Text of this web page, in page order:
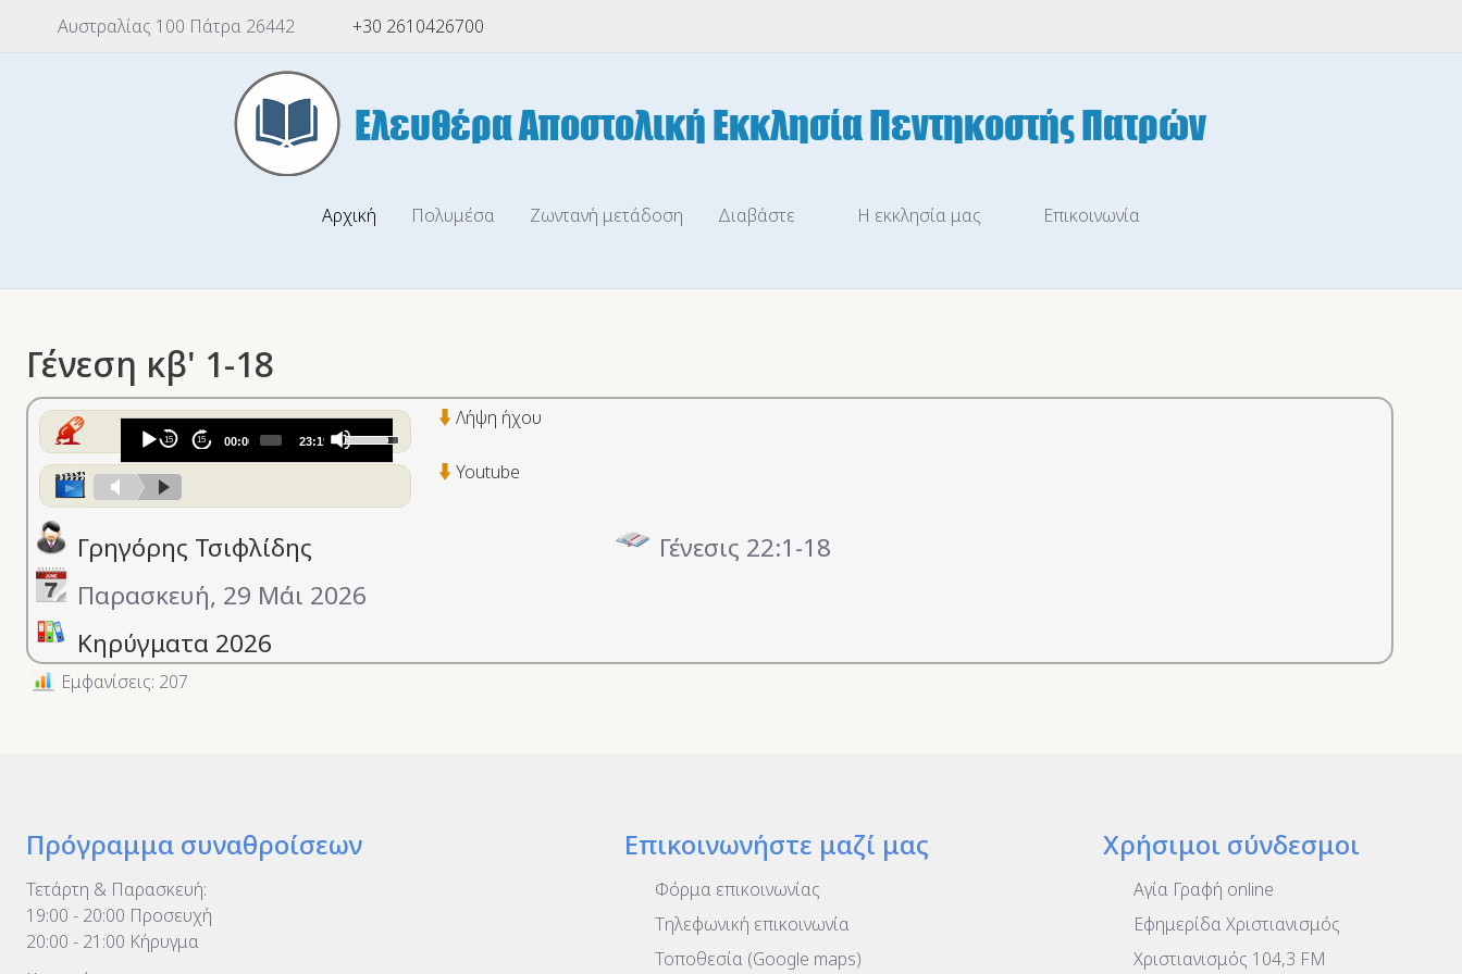
Αυστραλίας 100 Πάτρα 26442 +30 2610426700
Αρχική Πολυμέσα Ζωντανή μετάδοση Διαβάστε Η εκκλησία μας Επικοινωνία
Γένεση κβ' 1-18
Audio
Player
15 15 00:00 23:19
Use
Up/Down
keys
or
Λήψη ήχου
Youtube
Γρηγόρης Τσιφλίδης
Γένεσις 22:1-18
Παρασκευή, 29 Μάι 2026
Κηρύγματα 2026
Εμφανίσεις: 207
Πρόγραμμα συναθροίσεων
Τετάρτη & Παρασκευή:
19:00 - 20:00 Προσευχή
20:00 - 21:00 Κήρυγμα
Επικοινωνήστε μαζί μας
Φόρμα επικοινωνίας
Τηλεφωνική επικοινωνία
Τοποθεσία (Google maps)
Χρήσιμοι σύνδεσμοι
Αγία Γραφή online
Εφημερίδα Χριστιανισμός
Χριστιανισμός 104,3 FM